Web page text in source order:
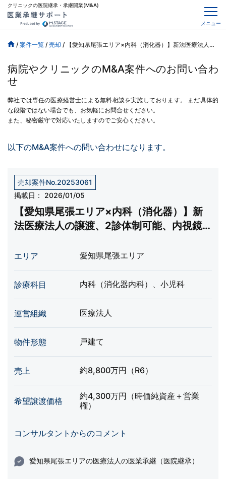
クリニックの医院継承・承継開業(M&A)
メニュー
/ 案件一覧 / 売却 / 【愛知県尾張エリア×内科（消化器）】新法医療法人の譲渡、2診体制可能、内視鏡完備
病院やクリニックのM&A案件へのお問い合わ
せ
弊社では専任の医療経営士による無料相談を実施しております。
まだ具体的
な段階ではない場合でも、お気軽にお問合せください。
また、秘密厳守で対応いたしますのでご安心ください。
以下のM&A案件への問い合わせになります。
売却案件No.20253061
掲載日：
2026/01/05
【愛知県尾張エリア×内科（消化器）】新
法医療法人の譲渡、2診体制可能、内視鏡
エリア 愛知県尾張エリア
診療科目 内科（消化器内科）、小児科
運営組織 医療法人
物件形態 戸建て
売上 約8,800万円（R6）
希望譲渡価格
約4,300万円（時価純資産＋営業
権）
コンサルタントからのコメント
愛知県尾張エリアの医療法人の医業承継（医院継承）